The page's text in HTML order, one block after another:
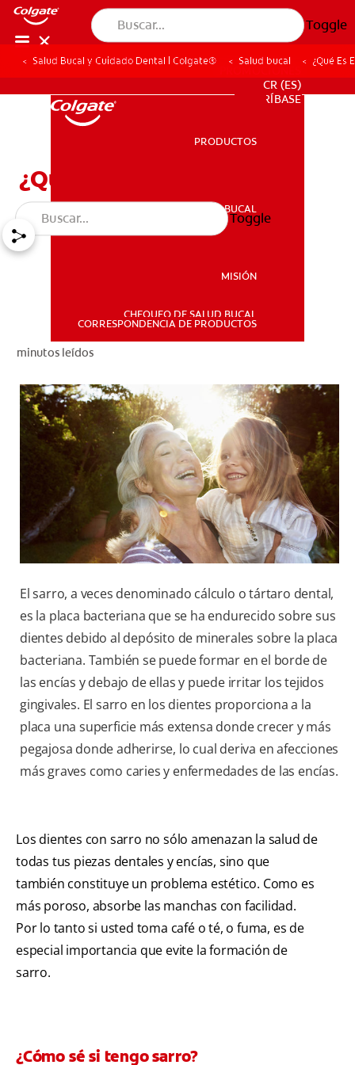
Toggle
SALUD BUCAL
CORRESPONDENCIA DE PRODUCTOS
PROMOCIONES
CR (ES)
SUSCRÍBASE
CR (ES)
SUSCRÍBASE
PRODUCTOS
SALUD BUCAL
MISIÓN
CHEQUEO DE SALUD BUCAL
CORRESPONDENCIA DE PRODUCTOS
Toggle
Salud Bucal y Cuidado Dental | Colgate® Salud bucal ¿Qué Es
¿Qué Es El Sarro?
minutos leídos
El sarro, a veces denominado cálculo o tártaro dental,
es la placa bacteriana que se ha endurecido sobre sus
dientes debido al depósito de minerales sobre la placa
bacteriana. También se puede formar en el borde de
las encías y debajo de ellas y puede irritar los tejidos
gingivales. El sarro en los dientes proporciona a la
placa una superficie más extensa donde crecer y más
pegajosa donde adherirse, lo cual deriva en afecciones
más graves como caries y enfermedades de las encías.
Los dientes con sarro no sólo amenazan la salud de
todas tus piezas dentales y encías, sino que
también constituye un problema estético. Como es
más poroso, absorbe las manchas con facilidad.
Por lo tanto si usted toma café o té, o fuma, es de
especial importancia que evite la formación de
sarro.
¿Cómo sé si tengo sarro?